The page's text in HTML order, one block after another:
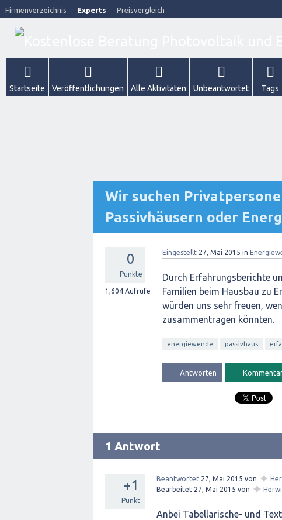
Firmenverzeichnis Experts Preisvergleich
Startseite Veröffentlichungen Alle Aktivitäten Unbeantwortet Tags
Wir suchen
Passivhäusern oder
0
Punkte
1,604 Aufrufe
Eingestellt 27, Mai 2015 in
Durch Erfahrungsberichte
Familien beim Hausbau zu
würden uns sehr freuen,
zusammentragen könnten.
energiewende passivhaus
1 Antwort
+1
Punkt
Beantwortet 27, Mai 2015 von ✦
Bearbeitet 27, Mai 2015 von ✦
Anbei Tabellarische- und